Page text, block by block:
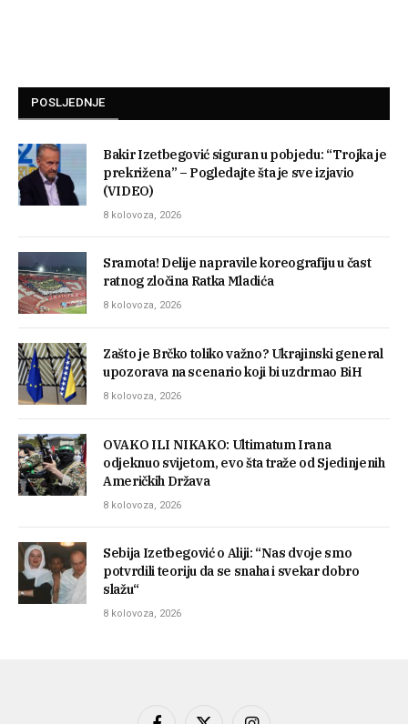
POSLJEDNJE
Bakir Izetbegović siguran u pobjedu: “Trojka je
prekrižena” – Pogledajte šta je sve izjavio
(VIDEO)
8 kolovoza, 2026
Sramota! Delije napravile koreografiju u čast
ratnog zločina Ratka Mladića
8 kolovoza, 2026
Zašto je Brčko toliko važno? Ukrajinski general
upozorava na scenario koji bi uzdrmao BiH
8 kolovoza, 2026
OVAKO ILI NIKAKO: Ultimatum Irana
odjeknuo svijetom, evo šta traže od Sjedinjenih
Američkih Država
8 kolovoza, 2026
Sebija Izetbegović o Aliji: “Nas dvoje smo
potvrdili teoriju da se snaha i svekar dobro
slažu“
8 kolovoza, 2026